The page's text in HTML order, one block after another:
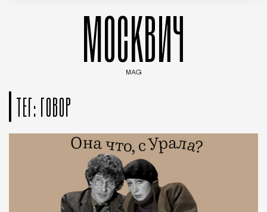
МОСКВИЧ
MAG
ТЕГ: ГОВОР